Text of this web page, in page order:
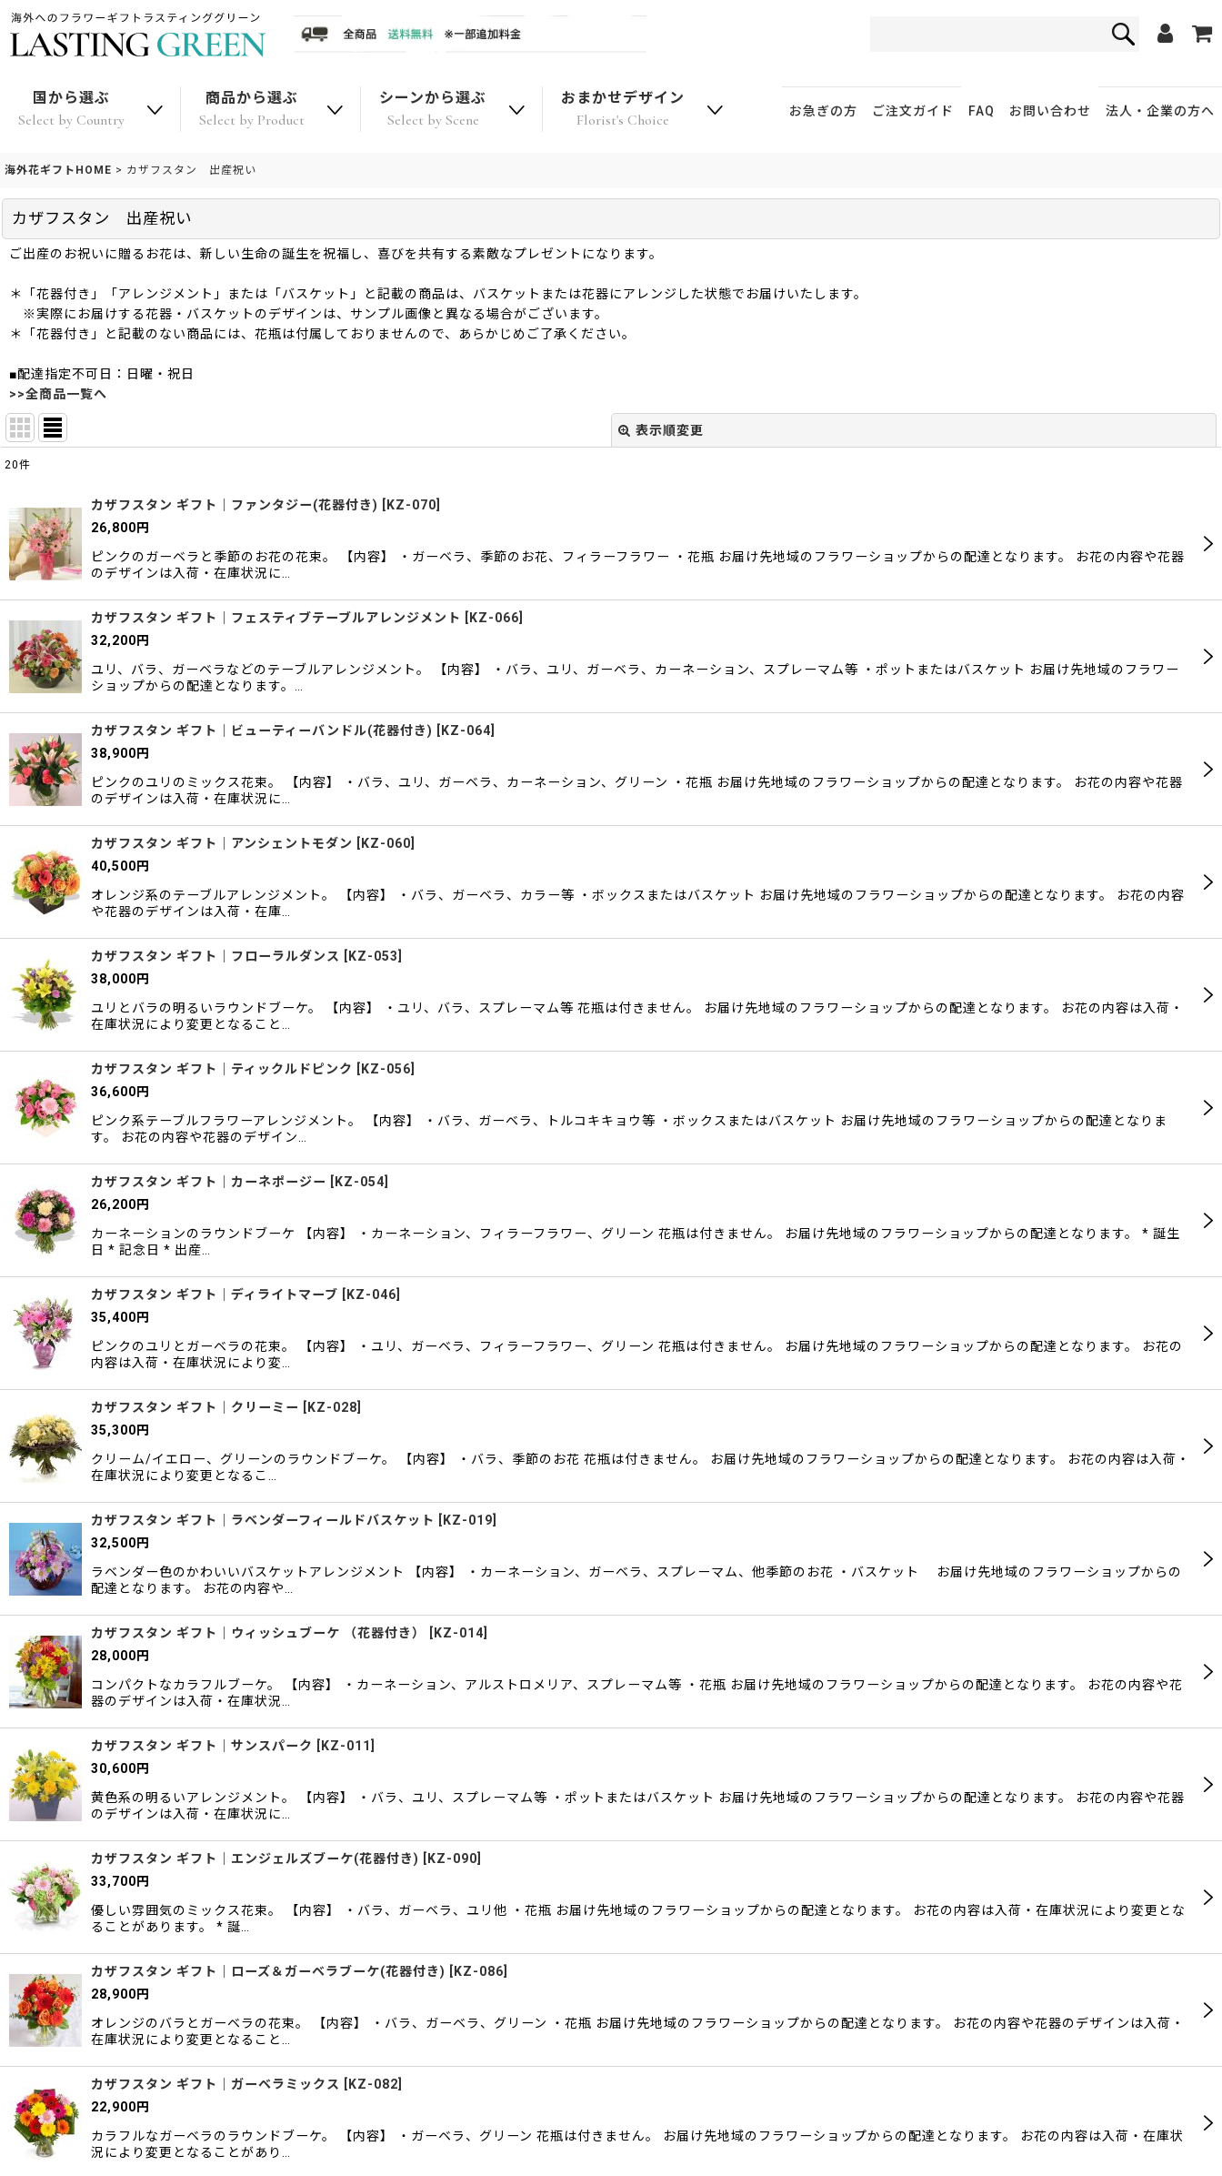
国から選ぶ
Select by Country
商品から選ぶ
Select by Product
シーンから選ぶ
Select by Scene
おまかせデザイン
Florist's Choice 法人・企業の方へ
ご注文ガイド
お急ぎの方 FAQ お問い合わせ
海外花ギフトHOME > カザフスタン 出産祝い
カザフスタン 出産祝い
ご出産のお祝いに贈るお花は、新しい生命の誕生を祝福し、喜びを共有する素敵なプレゼントになります。
＊「花器付き」「アレンジメント」または「バスケット」と記載の商品は、バスケットまたは花器にアレンジした状態でお届けいたします。
※実際にお届けする花器・バスケットのデザインは、サンプル画像と異なる場合がございます。
＊「花器付き」と記載のない商品には、花瓶は付属しておりませんので、あらかじめご了承ください。
■配達指定不可日：日曜・祝日
>>全商品一覧へ
表示順変更
並び順:
20件
カザフスタン ギフト｜ファンタジー(花器付き) KZ-070
26,800円
ピンクのガーベラと季節のお花の花束。 【内容】 ・ガーベラ、季節のお花、フィラーフラワー ・花瓶 お届け先地域のフラワーショップからの配達となります。 お花の内容や花器
のデザインは入荷・在庫状況に…
カザフスタン ギフト｜フェスティブテーブルアレンジメント KZ-066
32,200円
ユリ、バラ、ガーベラなどのテーブルアレンジメント。 【内容】 ・バラ、ユリ、ガーベラ、カーネーション、スプレーマム等 ・ポットまたはバスケット お届け先地域のフラワー
ショップからの配達となります。…
カザフスタン ギフト｜ビューティーバンドル(花器付き) KZ-064
38,900円
ピンクのユリのミックス花束。 【内容】 ・バラ、ユリ、ガーベラ、カーネーション、グリーン ・花瓶 お届け先地域のフラワーショップからの配達となります。 お花の内容や花器
のデザインは入荷・在庫状況に…
カザフスタン ギフト｜アンシェントモダン KZ-060
40,500円
オレンジ系のテーブルアレンジメント。 【内容】 ・バラ、ガーベラ、カラー等 ・ボックスまたはバスケット お届け先地域のフラワーショップからの配達となります。 お花の内容
や花器のデザインは入荷・在庫…
カザフスタン ギフト｜フローラルダンス KZ-053
38,000円
ユリとバラの明るいラウンドブーケ。 【内容】 ・ユリ、バラ、スプレーマム等 花瓶は付きません。 お届け先地域のフラワーショップからの配達となります。 お花の内容は入荷・
在庫状況により変更となること…
カザフスタン ギフト｜ティックルドピンク KZ-056
36,600円
ピンク系テーブルフラワーアレンジメント。 【内容】 ・バラ、ガーベラ、トルコキキョウ等 ・ボックスまたはバスケット お届け先地域のフラワーショップからの配達となりま
す。 お花の内容や花器のデザイン…
カザフスタン ギフト｜カーネポージー KZ-054
26,200円
カーネーションのラウンドブーケ 【内容】 ・カーネーション、フィラーフラワー、グリーン 花瓶は付きません。 お届け先地域のフラワーショップからの配達となります。 * 誕生
日 * 記念日 * 出産…
カザフスタン ギフト｜ディライトマーブ KZ-046
35,400円
ピンクのユリとガーベラの花束。 【内容】 ・ユリ、ガーベラ、フィラーフラワー、グリーン 花瓶は付きません。 お届け先地域のフラワーショップからの配達となります。 お花の
内容は入荷・在庫状況により変…
カザフスタン ギフト｜クリーミー KZ-028
35,300円
クリーム/イエロー、グリーンのラウンドブーケ。 【内容】 ・バラ、季節のお花 花瓶は付きません。 お届け先地域のフラワーショップからの配達となります。 お花の内容は入荷・
在庫状況により変更となるこ…
カザフスタン ギフト｜ラベンダーフィールドバスケット KZ-019
32,500円
ラベンダー色のかわいいバスケットアレンジメント 【内容】 ・カーネーション、ガーベラ、スプレーマム、他季節のお花 ・バスケット お届け先地域のフラワーショップからの
配達となります。 お花の内容や…
カザフスタン ギフト｜ウィッシュブーケ （花器付き） KZ-014
28,000円
コンパクトなカラフルブーケ。 【内容】 ・カーネーション、アルストロメリア、スプレーマム等 ・花瓶 お届け先地域のフラワーショップからの配達となります。 お花の内容や花
器のデザインは入荷・在庫状況…
カザフスタン ギフト｜サンスパーク KZ-011
30,600円
黄色系の明るいアレンジメント。 【内容】 ・バラ、ユリ、スプレーマム等 ・ポットまたはバスケット お届け先地域のフラワーショップからの配達となります。 お花の内容や花器
のデザインは入荷・在庫状況に…
カザフスタン ギフト｜エンジェルズブーケ(花器付き) KZ-090
33,700円
優しい雰囲気のミックス花束。 【内容】 ・バラ、ガーベラ、ユリ他 ・花瓶 お届け先地域のフラワーショップからの配達となります。 お花の内容は入荷・在庫状況により変更とな
ることがあります。 * 誕…
カザフスタン ギフト｜ローズ＆ガーベラブーケ(花器付き) KZ-086
28,900円
オレンジのバラとガーベラの花束。 【内容】 ・バラ、ガーベラ、グリーン ・花瓶 お届け先地域のフラワーショップからの配達となります。 お花の内容や花器のデザインは入荷・
在庫状況により変更となること…
カザフスタン ギフト｜ガーベラミックス KZ-082
22,900円
カラフルなガーベラのラウンドブーケ。 【内容】 ・ガーベラ、グリーン 花瓶は付きません。 お届け先地域のフラワーショップからの配達となります。 お花の内容は入荷・在庫状
況により変更となることがあり…